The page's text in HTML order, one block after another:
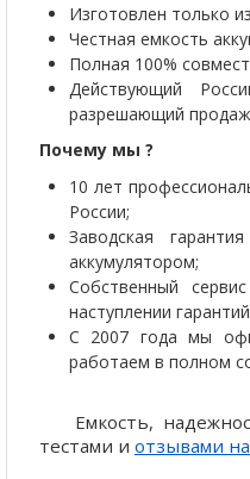
Изготовлен только
Честная емкость
Полная 100%
Действующий
разрешающий
Почему мы ?
10 лет
России;
Заводская
аккумулятором;
Собственный
наступлении
С 2007 года мы
работаем в полном
Емкость,
тестами и отзывами